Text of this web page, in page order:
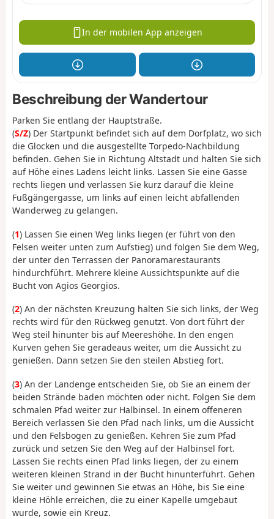
In der mobilen App anzeigen
Beschreibung der Wandertour
Parken Sie entlang der Hauptstraße.
(S/Z) Der Startpunkt befindet sich auf dem Dorfplatz, wo sich
die Glocken und die ausgestellte Torpedo-Nachbildung
befinden. Gehen Sie in Richtung Altstadt und halten Sie sich
auf Höhe eines Ladens leicht links. Lassen Sie eine Gasse
rechts liegen und verlassen Sie kurz darauf die kleine
Fußgängergasse, um links auf einen leicht abfallenden
Wanderweg zu gelangen.
(1) Lassen Sie einen Weg links liegen (er führt von den
Felsen weiter unten zum Aufstieg) und folgen Sie dem Weg,
der unter den Terrassen der Panoramarestaurants
hindurchführt. Mehrere kleine Aussichtspunkte auf die
Bucht von Agios Georgios.
(2) An der nächsten Kreuzung halten Sie sich links, der Weg
rechts wird für den Rückweg genutzt. Von dort führt der
Weg steil hinunter bis auf Meereshöhe. In den engen
Kurven gehen Sie geradeaus weiter, um die Aussicht zu
genießen. Dann setzen Sie den steilen Abstieg fort.
(3) An der Landenge entscheiden Sie, ob Sie an einem der
beiden Strände baden möchten oder nicht. Folgen Sie dem
schmalen Pfad weiter zur Halbinsel. In einem offeneren
Bereich verlassen Sie den Pfad nach links, um die Aussicht
und den Felsbogen zu genießen. Kehren Sie zum Pfad
zurück und setzen Sie den Weg auf der Halbinsel fort.
Lassen Sie rechts einen Pfad links liegen, der zu einem
weiteren kleinen Strand in der Bucht hinunterführt. Gehen
Sie weiter und gewinnen Sie etwas an Höhe, bis Sie eine
kleine Höhle erreichen, die zu einer Kapelle umgebaut
wurde, sowie ein Kreuz.